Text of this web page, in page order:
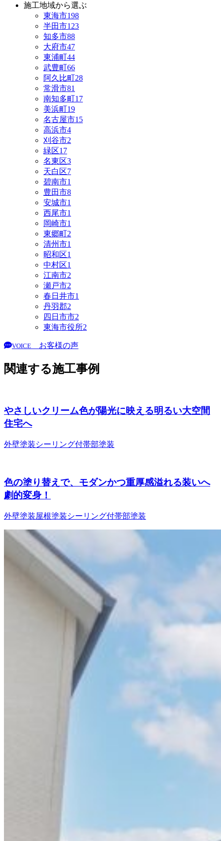
施工地域から選ぶ
東海市198
半田市123
知多市88
大府市47
東浦町44
武豊町66
阿久比町28
常滑市81
南知多町17
美浜町19
名古屋市15
高浜市4
刈谷市2
緑区17
名東区3
天白区7
碧南市1
豊田市8
安城市1
西尾市1
岡崎市1
東郷町2
清州市1
昭和区1
中村区1
江南市2
瀬戸市2
春日井市1
丹羽郡2
四日市市2
東海市役所2
VOICE お客様の声
関連する施工事例
やさしいクリーム色が陽光に映える明るい大空間
住宅へ
外壁塗装シーリング付帯部塗装
色の塗り替えで、モダンかつ重厚感溢れる装いへ
劇的変身！
外壁塗装屋根塗装シーリング付帯部塗装